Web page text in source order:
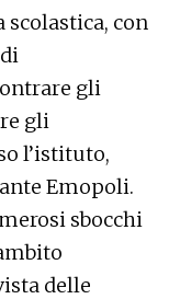
scolastica, con
gli
gli
l’istituto,
Emopoli.
sbocchi
delle